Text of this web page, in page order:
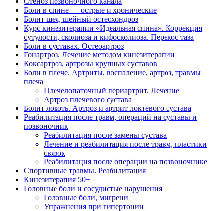
Боли в спине — острые и хронические
Болит шея, шейный остеохондроз
Курс кинезитерапии «Идеальная спина». Коррекция
сутулости, сколиоза и кифосколиоза. Перекос таза
Боли в суставах. Остеоартроз
Гонартроз. Лечение методом кинезитерапии
Коксартроз, артрозы крупных суставов
Боли в плече. Артриты, воспаление, артроз, травмы
плеча
Плечелопаточный периартрит. Лечение
Артроз плечевого сустава
Болит локоть. Артроз и артрит локтевого сустава
Реабилитация после травм, операций на суставы и
позвоночник
Реабилитация после замены сустава
Лечение и реабилитация после травм, пластики
связок
Реабилитация после операции на позвоночнике
Спортивные травмы. Реабилитация
Кинезитерапия 50+
Головные боли и сосудистые нарушения
Головные боли, мигрени
Упражнения при гипертонии